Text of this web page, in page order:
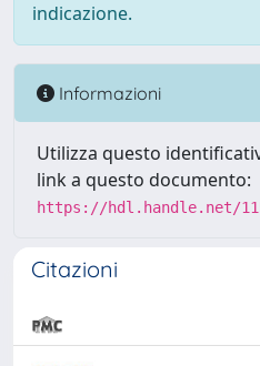
indicazione.
Informazioni
Utilizza questo
link a questo documento:
https://hdl.handle.net/
Citazioni